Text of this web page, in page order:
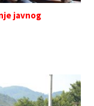
javnog